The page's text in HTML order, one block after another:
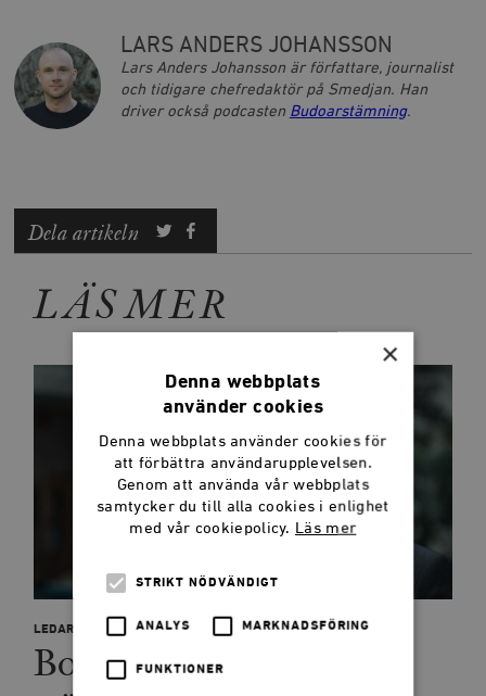
LARS ANDERS JOHANSSON
Lars Anders Johansson är författare, journalist
och tidigare chefredaktör på Smedjan. Han
driver också podcasten Budoarstämning.
Dela artikeln
LÄS MER
LEDARE
Bocken som
×
Denna webbplats
använder cookies
Denna webbplats använder cookies för
att förbättra användarupplevelsen.
Genom att använda vår webbplats
samtycker du till alla cookies i enlighet
med vår cookiepolicy. Läs mer
STRIKT NÖDVÄNDIGT
ANALYS MARKNADSFÖRING
FUNKTIONER